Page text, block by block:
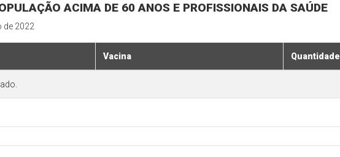
ACIMA DE 60 ANOS E PROFISSIONAIS DA SAÚDE
de 2022
Vacina Quantidade